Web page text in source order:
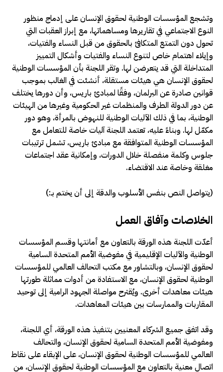
وتشجع المؤسسات الوطنية لحقوق الإنسان على إدماج منظور
النوع الاجتماعي في تقاريرها ومساهماتها، مع إبراز العقبات التي
تحول دون التمتع المتكافئ بالحقوق من قبل النساء والفتيات،
وإيلاء اهتمام خاص لتنوع النساء والفتيات وأشكال التمييز
المتداخلة التي قد يتعرضن لها. وتقر اللجنة بأن المؤسسات الوطنية
لحقوق الإنسان هي هيئات مستقلة، أنشئت في الغالب بموجب
قوانين صادرة عن البرلمان، وفقًا لمبادئ باريس، وأن دورها يختلف
عن دور الدولة الطرف والمنظمات غير الحكومية وغيرها من الهيئات
الوطنية، بما في ذلك الآليات الوطنية للنهوض بالمرأة، وهو دور
مكمّل لها. وبناءً عليه، تعتمد اللجنة آليات خاصة للتعامل مع
المؤسسات الوطنية المتوافقة مع مبادئ باريس، تشمل ترتيبات
جلوس وكلمة منفصلة خلال الدورات، وإمكانية عقد اجتماعات
مغلقة وخاصة عند الاقتضاء.
(يتواصل النص بنفس الأسلوب والدقة إلى أن يختم بـ:)
الخلاصات وآفاق العمل
أعدّت اللجنة هذه الورقة بالتعاون مع أمانتها وقسم المؤسسات
الوطنية والآليات الإقليمية في مفوضية الأمم المتحدة السامية
لحقوق الإنسان، وبالتشاور مع مكتب التحالف العالمي للمؤسسات
الوطنية لحقوق الإنسان، مع الاستفادة من أدوات مماثلة طورتها
هيئات معاهدات أخرى. ويُقترح مواصلة الجهود الرامية إلى توحيد
المقاربات والممارسات بين هيئات المعاهدات.
وقد اتفق جميع الشركاء المعنيين بتنفيذ هذه الورقة، أي اللجنة،
ومفوضية الأمم المتحدة السامية لحقوق الإنسان، والتحالف
العالمي للمؤسسات الوطنية لحقوق الإنسان، على الإبقاء على نقاط
اتصال معنية بالتعاون مع المؤسسات الوطنية لحقوق الإنسان، من